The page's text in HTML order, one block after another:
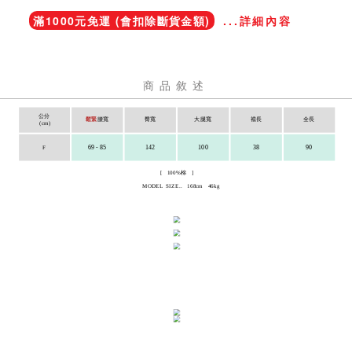
滿1000元免運 (會扣除斷貨金額) ...詳細內容
商品敘述